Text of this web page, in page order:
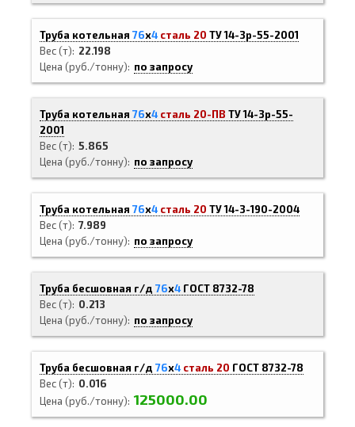
Труба котельная 76х4 сталь 20 ТУ 14-3р-55-2001
Вес (т)
22.198
Цена (руб./тонну)
по запросу
Труба котельная 76х4 сталь 20-ПВ ТУ 14-3р-55-
2001
Вес (т) 5.865
Цена (руб./тонну)
по запросу
Труба котельная 76х4 сталь 20 ТУ 14-3-190-2004
Вес (т) 7.989
Цена (руб./тонну)
по запросу
Труба бесшовная г/д 76х4 ГОСТ 8732-78
Вес (т)
0.213
Цена (руб./тонну)
по запросу
Труба бесшовная г/д 76х4 сталь 20 ГОСТ 8732-78
Вес (т)
0.016
Цена (руб./тонну) 125000.00